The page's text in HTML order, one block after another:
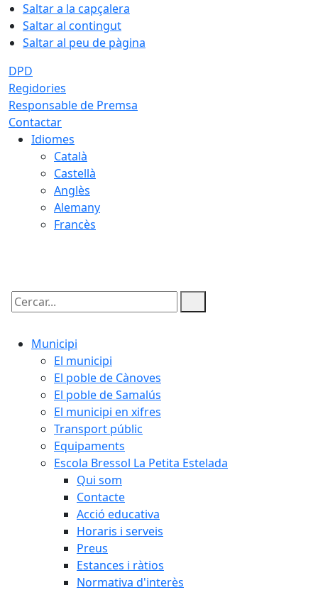
Saltar a la capçalera
Saltar al contingut
Saltar al peu de pàgina
DPD
Regidories
Responsable de Premsa
Contactar
Idiomes
Català
Castellà
Anglès
Alemany
Francès
Cercar:
Municipi
El municipi
El poble de Cànoves
El poble de Samalús
El municipi en xifres
Transport públic
Equipaments
Escola Bressol La Petita Estelada
Qui som
Contacte
Acció educativa
Horaris i serveis
Preus
Estances i ràtios
Normativa d'interès